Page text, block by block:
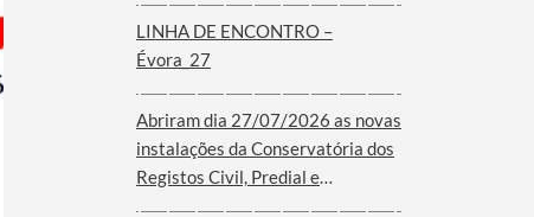
Comunidades do Governo dos
Açores
LINHA DE ENCONTRO –
Évora_27
Abriram dia 27/07/2026 as novas
instalações da Conservatória dos
Registos Civil, Predial e